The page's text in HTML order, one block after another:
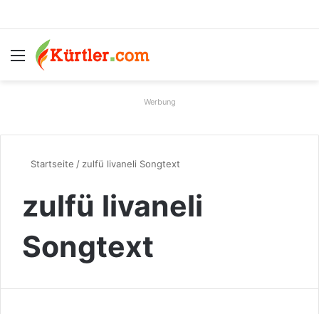
Menü
Werbung
Startseite / zulfü livaneli Songtext
zulfü livaneli
Songtext